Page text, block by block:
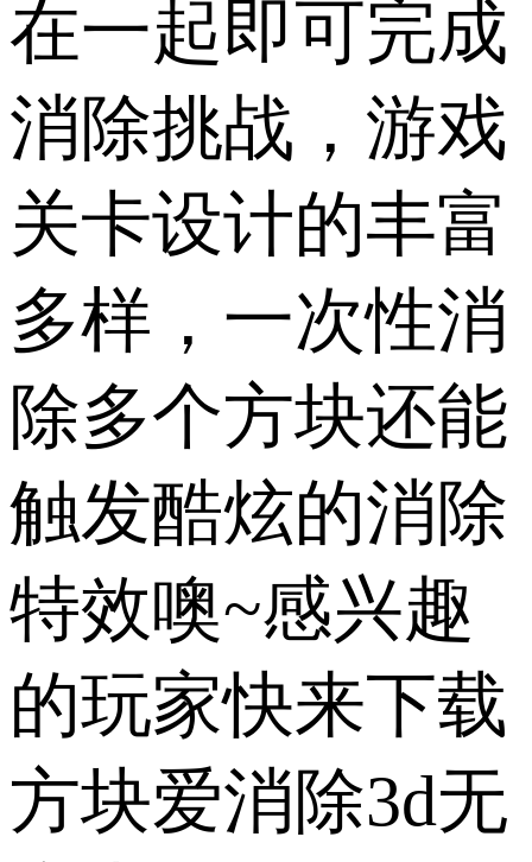
在一起即可完成
消除挑战，游戏
关卡设计的丰富
多样，一次性消
除多个方块还能
触发酷炫的消除
特效噢~感兴趣
的玩家快来下载
方块爱消除3d无